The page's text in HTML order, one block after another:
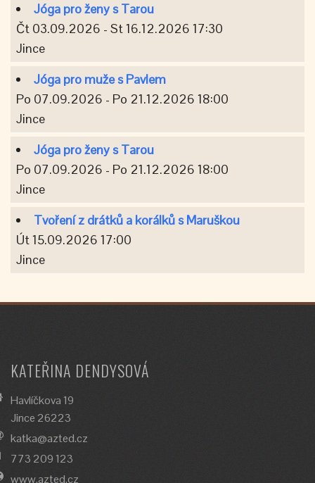
Jóga pro ženy s Tarou
Čt 03.09.2026 - St 16.12.2026 17:30
Jince
Jóga pro muže s Pavlem
Po 07.09.2026 - Po 21.12.2026 18:00
Jince
Jóga pro ženy s Tarou
Po 07.09.2026 - Po 21.12.2026 18:00
Jince
Tvoření z drátků a korálků s Maruškou
Út 15.09.2026 17:00
Jince
KATEŘINA DENDYSOVÁ
Havlíčkova 19
Jince 26223
katka@azted.cz
773 209 123
www.azted.cz